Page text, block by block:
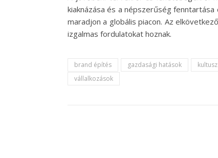
kiaknázása és a népszerűség
maradjon a globális piacon. Az
izgalmas fordulatokat hoznak.
brand építés gazdasági hatások kultusz
vállalkozások